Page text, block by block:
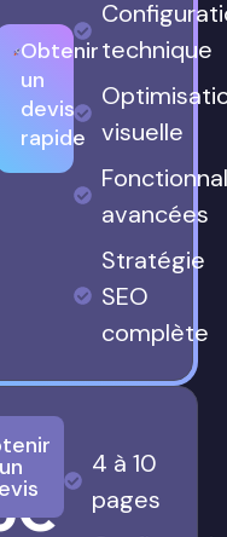
Obtenir
un
devis
rapide
technique
visuelle
avancées
Stratégie
SEO
complète
un
4 à 10
pages